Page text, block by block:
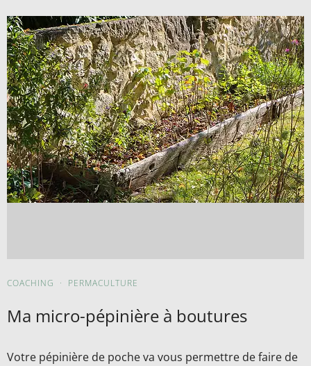
COACHING · PERMACULTURE
Ma micro-pépinière à boutures
Votre pépinière de poche va vous permettre de faire de